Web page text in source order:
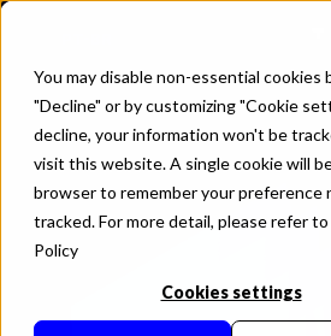
You may disable non-essential cookies
"Decline" or by customizing "Cookie
decline, your information won't be
visit this website. A single cookie will
browser to remember your preference
tracked. For more detail, please refer
Policy
Cookies settings